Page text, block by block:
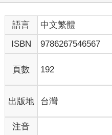
語言 中文繁體
ISBN
9786267546567
頁數 192
出版地 台灣
注音